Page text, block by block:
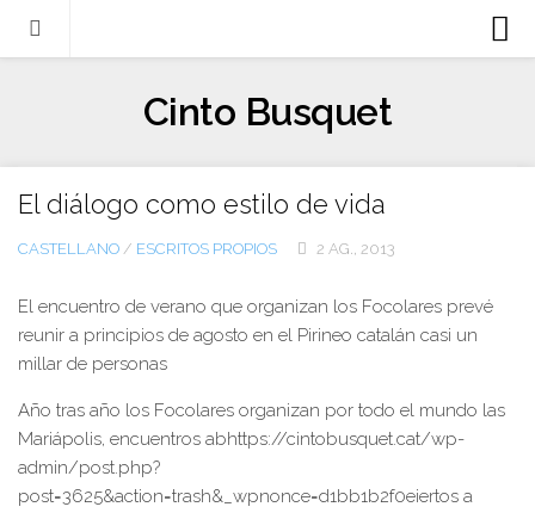
Llibres
Escrits-articles
Notícies
Castellano
Italiano
Contacte
Cinto Busquet
El diálogo como estilo de vida
CASTELLANO / ESCRITOS PROPIOS 2 AG., 2013
El encuentro de verano que organizan los Focolares prevé
reunir a principios de agosto en el Pirineo catalán casi un
millar de personas
Año tras año los Focolares organizan por todo el mundo las
Mariápolis, encuentros abhttps://cintobusquet.cat/wp-
admin/post.php?
post=3625&action=trash&_wpnonce=d1bb1b2f0eiertos a